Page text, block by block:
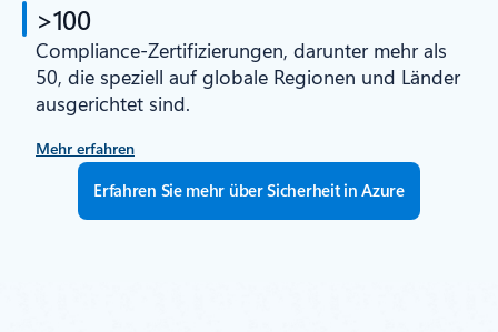
>100
Compliance-Zertifizierungen, darunter mehr als
50, die speziell auf globale Regionen und Länder
ausgerichtet sind.
Mehr erfahren
Erfahren Sie mehr über Sicherheit in Azure